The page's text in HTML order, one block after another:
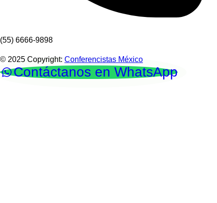
(55) 6666-9898
© 2025 Copyright: Conferencistas México
Contáctanos en WhatsApp